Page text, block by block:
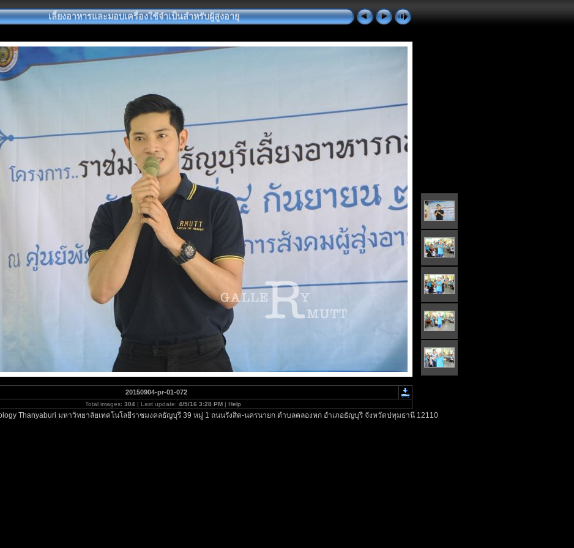
เลี้ยงอาหารและมอบเครื่องใช้จำเป็นสำหรับผู้สูงอายุ
20150904-pr-01-072
Total images: 304| Last update: 4/5/16 3:28 PM| Help
Thanyaburi มหาวิทยาลัยเทคโนโลยีราชมงคลธัญบุรี 39 หมู่ 1 ถนนรังสิต-นครนายก ตำบลคลองหก อำเภอธัญบุรี จังหวัดปทุมธานี 12110